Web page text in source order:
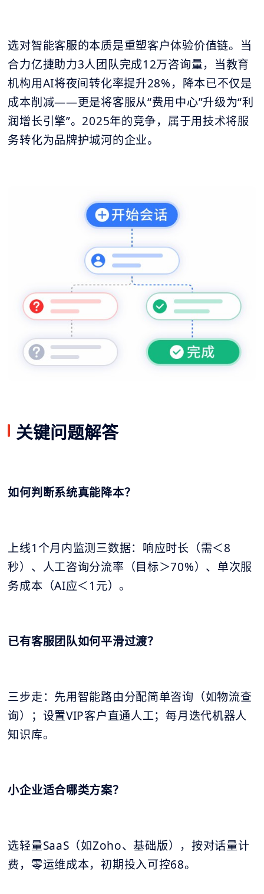
选对智能客服的本质是重塑客户体验价值链。当
合力亿捷助力3人团队完成12万咨询量，当教育
机构用AI将夜间转化率提升28%，降本已不仅是
成本削减——更是将客服从“费用中心”升级为“利
润增长引擎”。2025年的竞争，属于用技术将服
务转化为品牌护城河的企业。
关键问题解答
如何判断系统真能降本？
上线1个月内监测三数据：响应时长（需＜8
秒）、人工咨询分流率（目标＞70%）、单次服
务成本（AI应＜1元）。
已有客服团队如何平滑过渡？
三步走：先用智能路由分配简单咨询（如物流查
询）；设置VIP客户直通人工；每月迭代机器人
知识库。
小企业适合哪类方案？
选轻量SaaS（如Zoho、基础版），按对话量计
费，零运维成本，初期投入可控68。